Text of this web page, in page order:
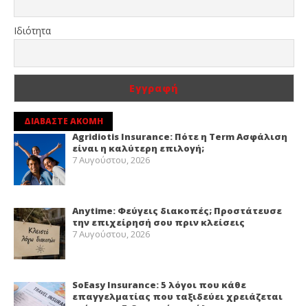
Ιδιότητα
ΔΙΑΒΑΣΤΕ ΑΚΟΜΗ
Agridiotis Insurance: Πότε η Term Ασφάλιση
είναι η καλύτερη επιλογή;
7 Αυγούστου, 2026
Anytime: Φεύγεις διακοπές; Προστάτευσε
την επιχείρησή σου πριν κλείσεις
7 Αυγούστου, 2026
SoEasy Insurance: 5 λόγοι που κάθε
επαγγελματίας που ταξιδεύει χρειάζεται